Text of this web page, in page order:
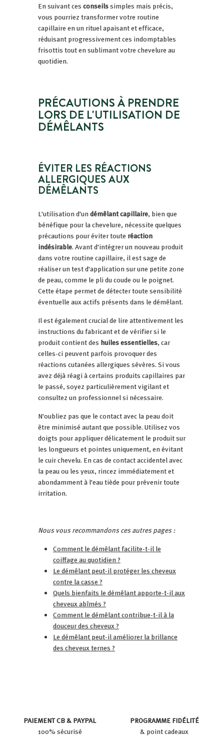
En suivant cesconseilssimples mais précis,
vous pourriez transformer votre routine
capillaire en un rituel apaisant et efficace,
réduisant progressivement ces indomptables
frisottis tout en sublimant votre chevelure au
quotidien.
PRÉCAUTIONS À PRENDRE
LORS DE L'UTILISATION DE
DÉMÊLANTS
ÉVITER LES RÉACTIONS
ALLERGIQUES AUX
DÉMÊLANTS
L'utilisation d'undémêlant capillaire, bien que
bénéfique pour la chevelure, nécessite quelques
précautions pour éviter toute réaction
indésirable. Avant d'intégrer un nouveau produit
dans votre routine capillaire, il est sage de
réaliser un test d'application sur une petite zone
de peau, comme le pli du coude ou le poignet.
Cette étape permet de détecter toute sensibilité
éventuelle aux actifs présents dans le démêlant.
Il est également crucial de lire attentivement les
instructions du fabricant et de vérifier si le
produit contient des huiles essentielles, car
celles-ci peuvent parfois provoquer des
réactions cutanées allergiques sévères. Si vous
avez déjà réagi à certains produits capillaires par
le passé, soyez particulièrement vigilant et
consultez un professionnel si nécessaire.
N'oubliez pas que le contact avec la peau doit
être minimisé autant que possible. Utilisez vos
doigts pour appliquer délicatement le produit sur
les longueurs et pointes uniquement, en évitant
le cuir chevelu. En cas de contact accidentel avec
la peau ou les yeux, rincez immédiatement et
abondamment à l'eau tiède pour prévenir toute
irritation.
Nous vous recommandons ces autres pages :
Comment le démêlant facilite-t-il le
coiffage au quotidien ?
Le démêlant peut-il protéger les cheveux
contre la casse ?
Quels bienfaits le démêlant apporte-t-il aux
cheveux abîmés ?
Comment le démêlant contribue-t-il à la
douceur des cheveux ?
Le démêlant peut-il améliorer la brillance
des cheveux ternes ?
PAIEMENT CB & PAYPAL
100% sécurisé
PROGRAMME FIDÉLITÉ
& point cadeaux